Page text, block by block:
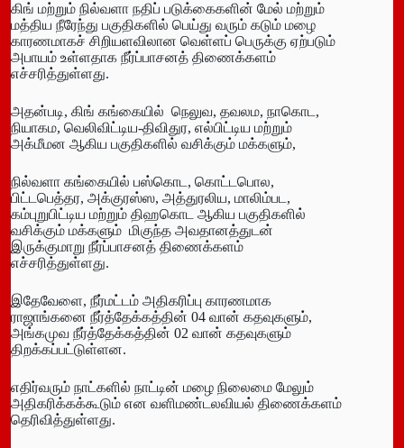
கிங் மற்றும் நில்வளா நதிப் படுக்கைகளின் மேல் மற்றும்
மத்திய நீரேந்து பகுதிகளில் பெய்து வரும் கடும் மழை
காரணமாகச் சிறியளவிலான வெள்ளப் பெருக்கு ஏற்படும்
அபாயம் உள்ளதாக நீர்ப்பாசனத் திணைக்களம்
எச்சரித்துள்ளது.
அதன்படி, கிங் கங்கையில் நெலுவ, தவலம, நாகொட,
நியாகம, வெலிவிட்டிய-திவிதுர, எல்பிட்டிய மற்றும்
அக்மீமன ஆகிய பகுதிகளில் வசிக்கும் மக்களும்,
நில்வளா கங்கையில் பஸ்கொட, கொட்டபொல,
பிட்டபெத்தர, அக்குரஸ்ஸ, அத்துரலிய, மாலிம்பட,
கம்புறுபிட்டிய மற்றும் திஹகொட ஆகிய பகுதிகளில்
வசிக்கும் மக்களும் மிகுந்த அவதானத்துடன்
இருக்குமாறு நீர்ப்பாசனத் திணைக்களம்
எச்சரித்துள்ளது.
இதேவேளை, நீர்மட்டம் அதிகரிப்பு காரணமாக
ராஜாங்கனை நீர்த்தேக்கத்தின் 04 வான் கதவுகளும்,
அங்கமுவ நீர்த்தேக்கத்தின் 02 வான் கதவுகளும்
திறக்கப்பட்டுள்ளன.
எதிர்வரும் நாட்களில் நாட்டின் மழை நிலைமை மேலும்
அதிகரிக்கக்கூடும் என வளிமண்டலவியல் திணைக்களம்
தெரிவித்துள்ளது.